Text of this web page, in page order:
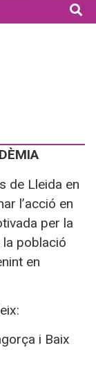
de Lleida en
l’acció en
per la
població
en
i Baix